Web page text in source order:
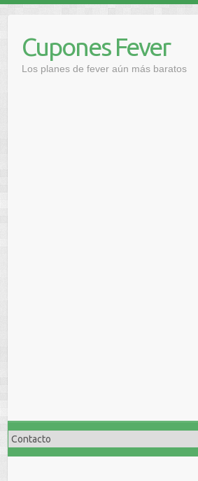
contenidoCupones Fever
Los planes de fever aún más baratos